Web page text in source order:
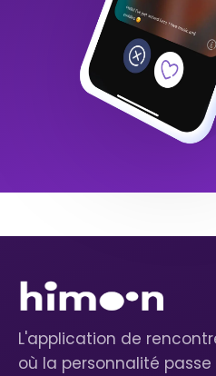
L'application de
où la personnalité